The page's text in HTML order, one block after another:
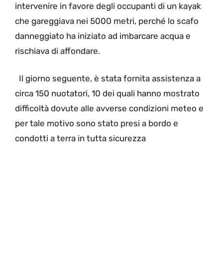
intervenire in favore degli occupanti di un kayak
che gareggiava nei 5000 metri, perché lo scafo
danneggiato ha iniziato ad imbarcare acqua e
rischiava di affondare.
Il giorno seguente, è stata fornita assistenza a
circa 150 nuotatori, 10 dei quali hanno mostrato
difficoltà dovute alle avverse condizioni meteo e
per tale motivo sono stato presi a bordo e
condotti a terra in tutta sicurezza